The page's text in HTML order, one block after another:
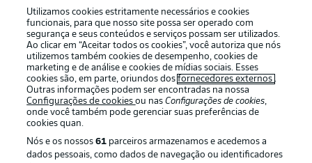
Oferecido por
Utilizamos cookies estritamente necessários e cookies
funcionais, para que nosso site possa ser operado com
segurança e seus conteúdos e serviços possam ser utilizados.
Ao clicar em “Aceitar todos os cookies”, você autoriza que nós
utilizemos também cookies de desempenho, cookies de
marketing e de análise e cookies de mídias sociais. Esses
cookies são, em parte, oriundos dosfornecedores externos .
Outras informações podem ser encontradas na nossa
Configurações de cookiesou nasConfigurações de cookies,
onde você também pode gerenciar suas preferências de
cookies quan.
Nós e os nossos61 parceiros armazenamos e acedemos a
dados pessoais, como dados de navegação ou identificadores